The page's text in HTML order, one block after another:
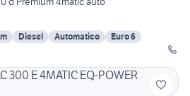
Diesel Automatico
Euro 6